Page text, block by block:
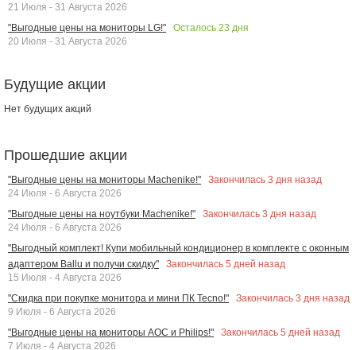
21 Июля - 31 Августа 2026
"Выгодные цены на мониторы LG!"
Осталось 23 дня
20 Июля - 31 Августа 2026
Будущие акции
Нет будущих акций
Прошедшие акции
"Выгодные цены на мониторы Machenike!" Закончилась 3 дня назад
24 Июля - 6 Августа 2026
"Выгодные цены на ноутбуки Machenike!"
Закончилась 3 дня назад
24 Июля - 6 Августа 2026
"Выгодный комплект! Купи мобильный кондиционер в комплекте с оконным
адаптером Ballu и получи скидку"
Закончилась 5 дней назад
15 Июля - 4 Августа 2026
"Скидка при покупке монитора и мини ПК Tecno!"
Закончилась 3 дня назад
9 Июля - 6 Августа 2026
"Выгодные цены на мониторы AOC и Philips!"
Закончилась 5 дней назад
7 Июля - 4 Августа 2026